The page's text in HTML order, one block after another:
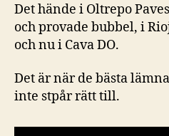
Det hände i Oltrepo
och provade bubbel, i
och nu i Cava DO.
Det är när de bästa
inte stpår rätt till.